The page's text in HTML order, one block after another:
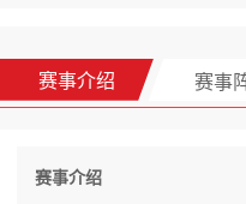
赛事介绍 赛事
赛事介绍